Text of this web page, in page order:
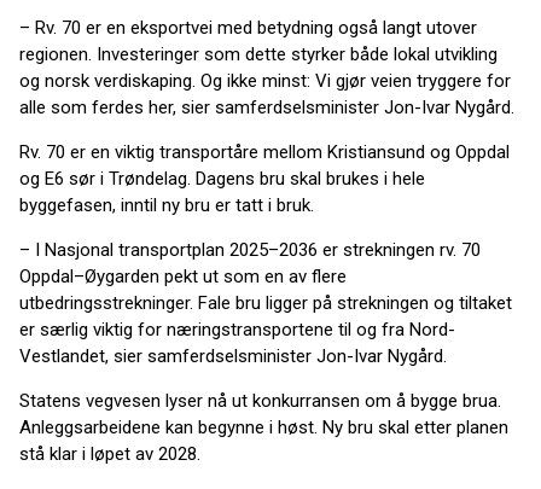
– Rv. 70 er en eksportvei med betydning også langt utover
regionen. Investeringer som dette styrker både lokal utvikling
og norsk verdiskaping. Og ikke minst: Vi gjør veien tryggere for
alle som ferdes her, sier samferdselsminister Jon-Ivar Nygård.
Rv. 70 er en viktig transportåre mellom Kristiansund og Oppdal
og E6 sør i Trøndelag. Dagens bru skal brukes i hele
byggefasen, inntil ny bru er tatt i bruk.
– I Nasjonal transportplan 2025–2036 er strekningen rv. 70
Oppdal–Øygarden pekt ut som en av flere
utbedringsstrekninger. Fale bru ligger på strekningen og tiltaket
er særlig viktig for næringstransportene til og fra Nord-
Vestlandet, sier samferdselsminister Jon-Ivar Nygård.
Statens vegvesen lyser nå ut konkurransen om å bygge brua.
Anleggsarbeidene kan begynne i høst. Ny bru skal etter planen
stå klar i løpet av 2028.